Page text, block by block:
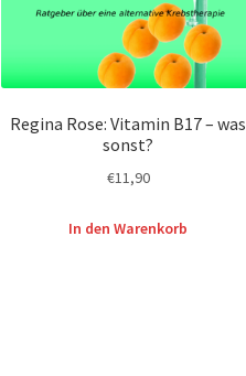
Regina Rose: Vitamin B17 – was
sonst?
€11,90
In den Warenkorb